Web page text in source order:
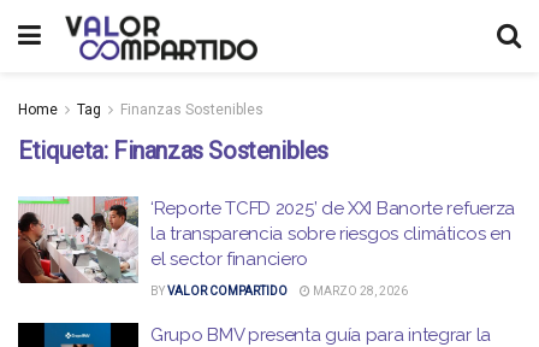
Home Tag Finanzas Sostenibles
Etiqueta: Finanzas Sostenibles
‘Reporte TCFD 2025’ de XXI Banorte refuerza
la transparencia sobre riesgos climáticos en
el sector financiero
BYVALOR COMPARTIDO MARZO 28, 2026
Grupo BMV presenta guía para integrar la